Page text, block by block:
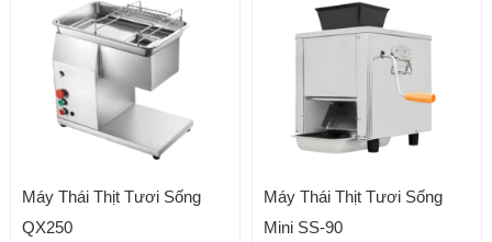
Máy Thái Thịt Tươi Sống
QX250
Máy Thái Thịt Tươi Sống
Mini SS-90